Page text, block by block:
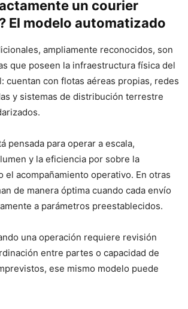
un courier
El modelo automatizado
ampliamente reconocidos, son
que poseen la infraestructura física del
cuentan con flotas aéreas propias, redes
y sistemas de distribución terrestre
pensada para operar a escala,
y la eficiencia por sobre la
el acompañamiento operativo. En otras
de manera óptima cuando cada envío
a parámetros preestablecidos.
una operación requiere revisión
entre partes o capacidad de
ese mismo modelo puede